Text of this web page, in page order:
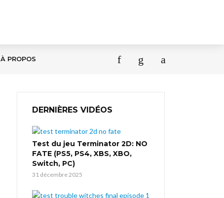
À PROPOS
DERNIÈRES VIDÉOS
Test du jeu Terminator 2D: NO
FATE (PS5, PS4, XBS, XBO,
Switch, PC)
31 décembre 2025